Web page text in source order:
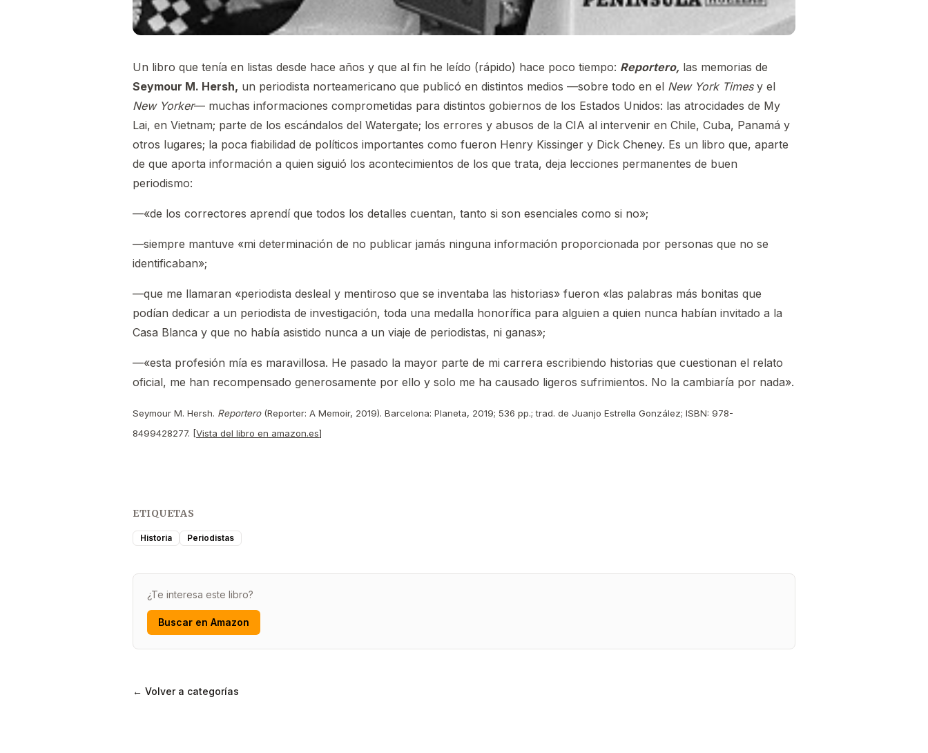
Un libro que tenía en listas desde hace años y que al fin he leído (rápido) hace poco tiempo: Reportero, las memorias de
Seymour M. Hersh, un periodista norteamericano que publicó en distintos medios —sobre todo en el New York Timesy el
New Yorker— muchas informaciones comprometidas para distintos gobiernos de los Estados Unidos: las atrocidades de My
Lai, en Vietnam; parte de los escándalos del Watergate; los errores y abusos de la CIA al intervenir en Chile, Cuba, Panamá y
otros lugares; la poca fiabilidad de políticos importantes como fueron Henry Kissinger y Dick Cheney. Es un libro que, aparte
de que aporta información a quien siguió los acontecimientos de los que trata, deja lecciones permanentes de buen
periodismo:
—«de los correctores aprendí que todos los detalles cuentan, tanto si son esenciales como si no»;
—siempre mantuve «mi determinación de no publicar jamás ninguna información proporcionada por personas que no se
identificaban»;
—que me llamaran «periodista desleal y mentiroso que se inventaba las historias» fueron «las palabras más bonitas que
podían dedicar a un periodista de investigación, toda una medalla honorífica para alguien a quien nunca habían invitado a la
Casa Blanca y que no había asistido nunca a un viaje de periodistas, ni ganas»;
—«esta profesión mía es maravillosa. He pasado la mayor parte de mi carrera escribiendo historias que cuestionan el relato
oficial, me han recompensado generosamente por ello y solo me ha causado ligeros sufrimientos. No la cambiaría por nada».
Seymour M. Hersh. Reportero(Reporter: A Memoir, 2019). Barcelona: Planeta, 2019; 536 pp.; trad. de Juanjo Estrella González; ISBN: 978-
8499428277. [Vista del libro en amazon.es]
ETIQUETAS
Historia Periodistas
¿Te interesa este libro?
Buscar en Amazon
← Volver a categorías